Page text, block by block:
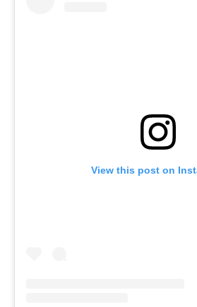
View this post on